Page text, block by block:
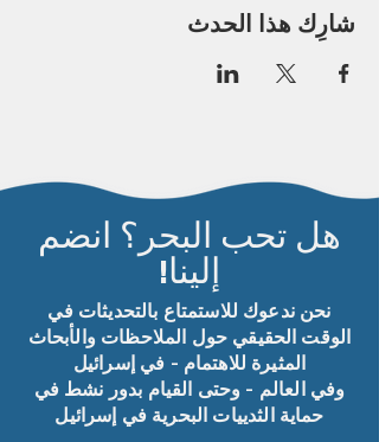
شارِك هذا الحدث
هل تحب البحر؟ انضم
إلينا!
نحن ندعوك للاستمتاع بالتحديثات في
الوقت الحقيقي حول الملاحظات والأبحاث
المثيرة للاهتمام - في إسرائيل
وفي العالم - وحتى القيام بدور نشط في
حماية الثدييات البحرية في إسرائيل